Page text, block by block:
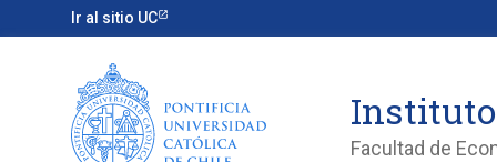
Ir al sitio UC
Facultad de